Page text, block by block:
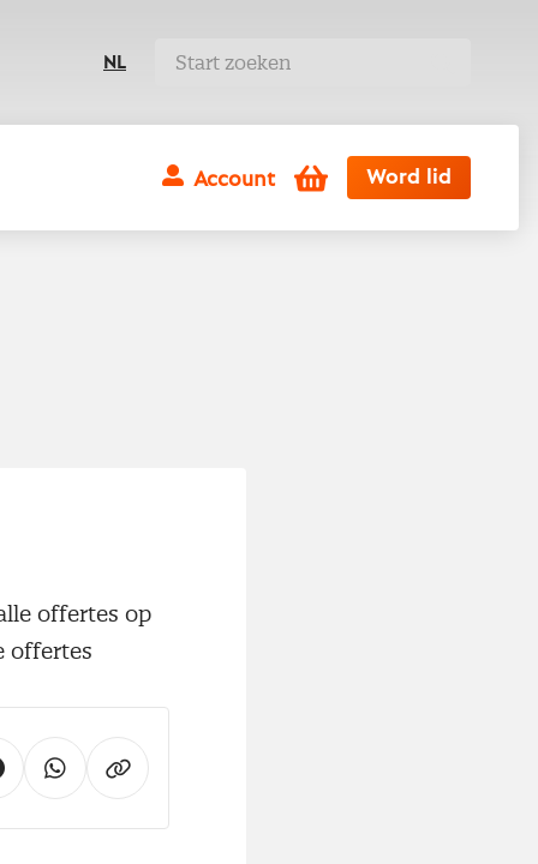
NL
Account Winkelwagen
Word lid
offertes op
offertes